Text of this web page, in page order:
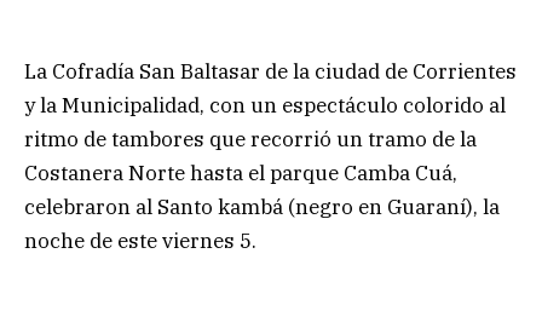
La Cofradía San Baltasar de la ciudad de Corrientes
y la Municipalidad, con un espectáculo colorido al
ritmo de tambores que recorrió un tramo de la
Costanera Norte hasta el parque Camba Cuá,
celebraron al Santo kambá (negro en Guaraní), la
noche de este viernes 5.